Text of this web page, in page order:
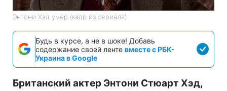
Энтони Хэд умер (кадр из сериала)
Будь в курсе, а не в шоке! Добавь
содержание своей ленте вместе с РБК-
Украина в Google
Британский актер Энтони Стюарт Хэд,